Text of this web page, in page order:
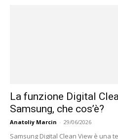
La funzione Digital
Samsung, che cos’è?
Anatoliy Marcin - 29/06/2026
Samsung Digital Clean View è una